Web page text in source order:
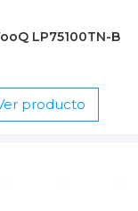
LP75100TN-B
producto